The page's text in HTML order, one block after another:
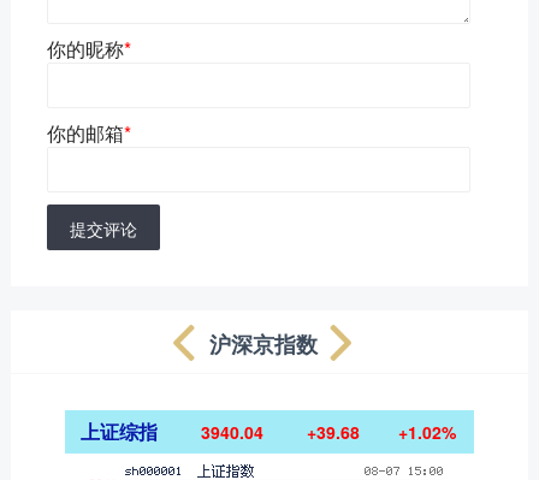
你的昵称*
你的邮箱*
提交评论
沪深京指数
上证综指 3940.04 +39.68 +1.02%